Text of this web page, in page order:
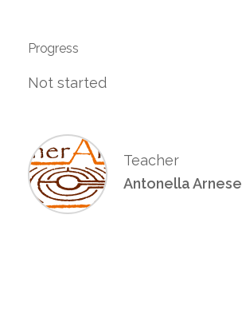
Progress
Not started
Teacher
Antonella Arnese